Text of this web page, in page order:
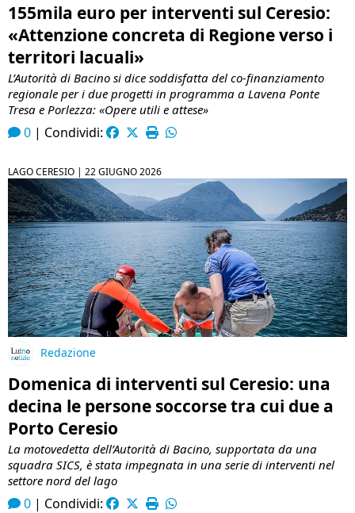
155mila euro per interventi sul Ceresio:
«Attenzione concreta di Regione verso i
territori lacuali»
L’Autorità di Bacino si dice soddisfatta del co-finanziamento
regionale per i due progetti in programma a Lavena Ponte
Tresa e Porlezza: «Opere utili e attese»
0 | Condividi:
LAGO CERESIO | 22 GIUGNO 2026
Redazione
Domenica di interventi sul Ceresio: una
decina le persone soccorse tra cui due a
Porto Ceresio
La motovedetta dell’Autorità di Bacino, supportata da una
squadra SICS, è stata impegnata in una serie di interventi nel
settore nord del lago
0 | Condividi: